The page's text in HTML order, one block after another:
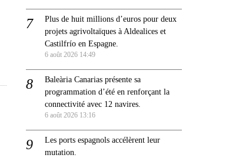
Plus de huit millions d’euros pour deux
projets agrivoltaïques à Aldealices et
Castilfrío en Espagne.
6 août 2026 14:49
Baleària Canarias présente sa
programmation d’été en renforçant la
connectivité avec 12 navires.
6 août 2026 13:16
Les ports espagnols accélèrent leur
mutation.